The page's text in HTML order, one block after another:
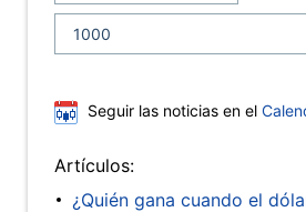
Seguir las noticias en el
Artículos:
¿Quién gana cuando el